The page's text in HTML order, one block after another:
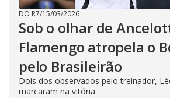
DO R7/15/03/2026
Sob o olhar de
Flamengo atropela o
pelo Brasileirão
Dois dos observados pelo treinador,
marcaram na vitória